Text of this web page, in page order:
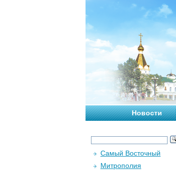
Новости
Самый Восточный
Митрополия